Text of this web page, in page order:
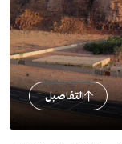
التفاصيل